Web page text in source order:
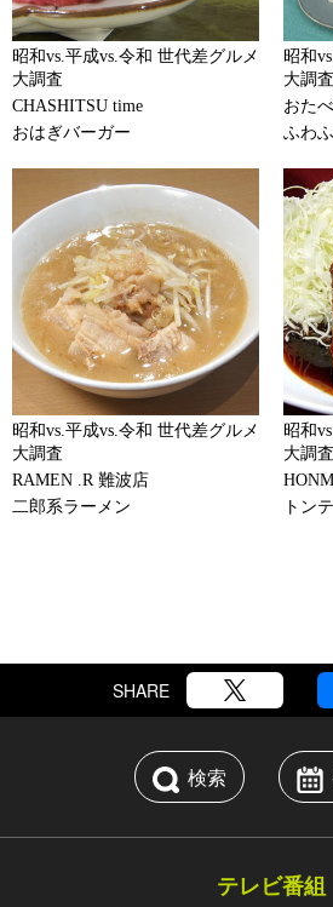
昭和vs.平成vs.令和 世代差グルメ
大調査
CHASHITSU time
おはぎバーガー
昭和
大調査
おたべ
ふわ
昭和vs.平成vs.令和 世代差グルメ
大調査
RAMEN .R 難波店
二郎系ラーメン
昭和
大調査
トン
SHARE
検索
テレビ番組